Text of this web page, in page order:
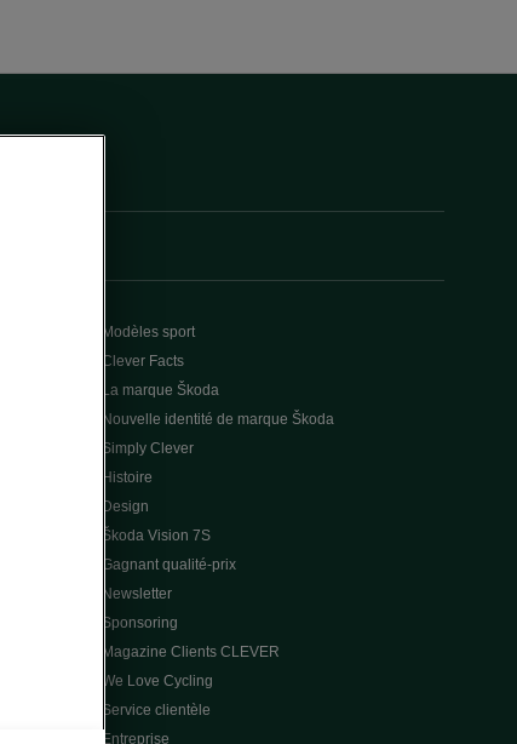
Modèles sport
Clever Facts
La marque Škoda
Nouvelle identité de marque Škoda
Simply Clever
Histoire
Design
Škoda Vision 7S
Gagnant qualité-prix
Newsletter
Sponsoring
Magazine Clients CLEVER
We Love Cycling
Service clientèle
Entreprise